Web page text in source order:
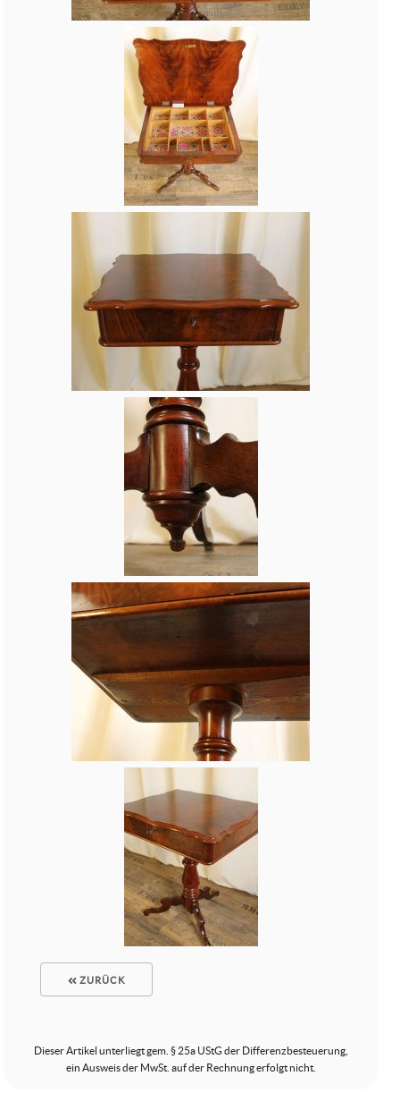
ZURÜCK
Dieser Artikel unterliegt gem. § 25a UStG der Differenzbesteuerung,
ein Ausweis der MwSt. auf der Rechnung erfolgt nicht.